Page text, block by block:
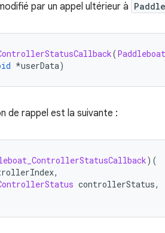
par un appel ultérieur à
(
*userData)
de rappel est la suivante :
)(
,
controllerStatus,